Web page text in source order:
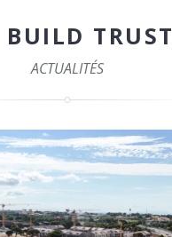
BUILD TRUST
ACTUALITÉS